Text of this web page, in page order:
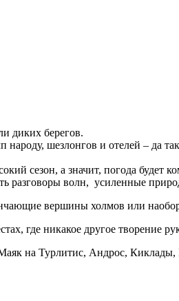
диких берегов.
шезлонгов и отелей – да
сезон, а значит, погода будет
разговоры волн, усиленные
вершины холмов или
где никакое другое творение